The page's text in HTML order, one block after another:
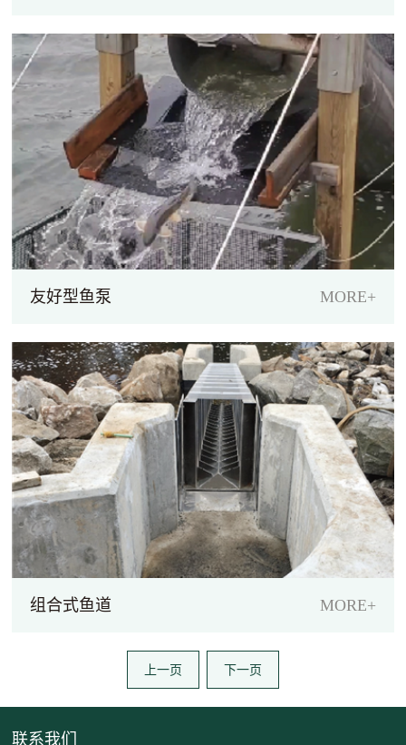
友好型鱼泵 MORE+
组合式鱼道 MORE+
上一页 下一页
联系我们